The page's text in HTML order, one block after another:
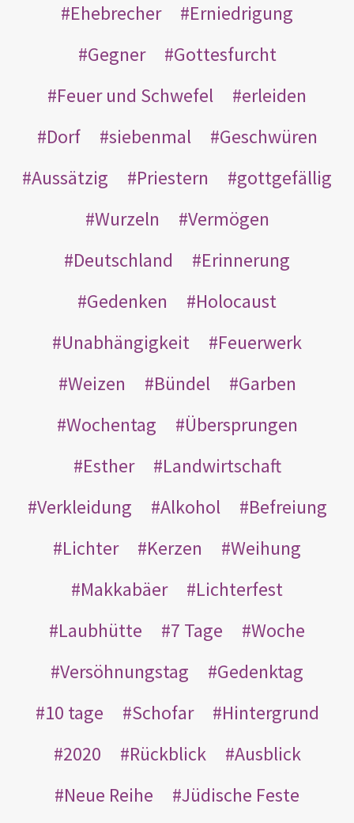
Ehebrecher
Erniedrigung
Gegner
Gottesfurcht
Feuer und Schwefel
erleiden
Dorf
siebenmal
Geschwüren
Aussätzig
Priestern
gottgefällig
Wurzeln
Vermögen
Deutschland
Erinnerung
Gedenken
Holocaust
Unabhängigkeit
Feuerwerk
Weizen
Bündel
Garben
Wochentag
Übersprungen
Esther
Landwirtschaft
Verkleidung
Alkohol
Befreiung
Lichter
Kerzen
Weihung
Makkabäer
Lichterfest
Laubhütte
7 Tage
Woche
Versöhnungstag
Gedenktag
10 tage
Schofar
Hintergrund
2020
Rückblick
Ausblick
Neue Reihe
Jüdische Feste